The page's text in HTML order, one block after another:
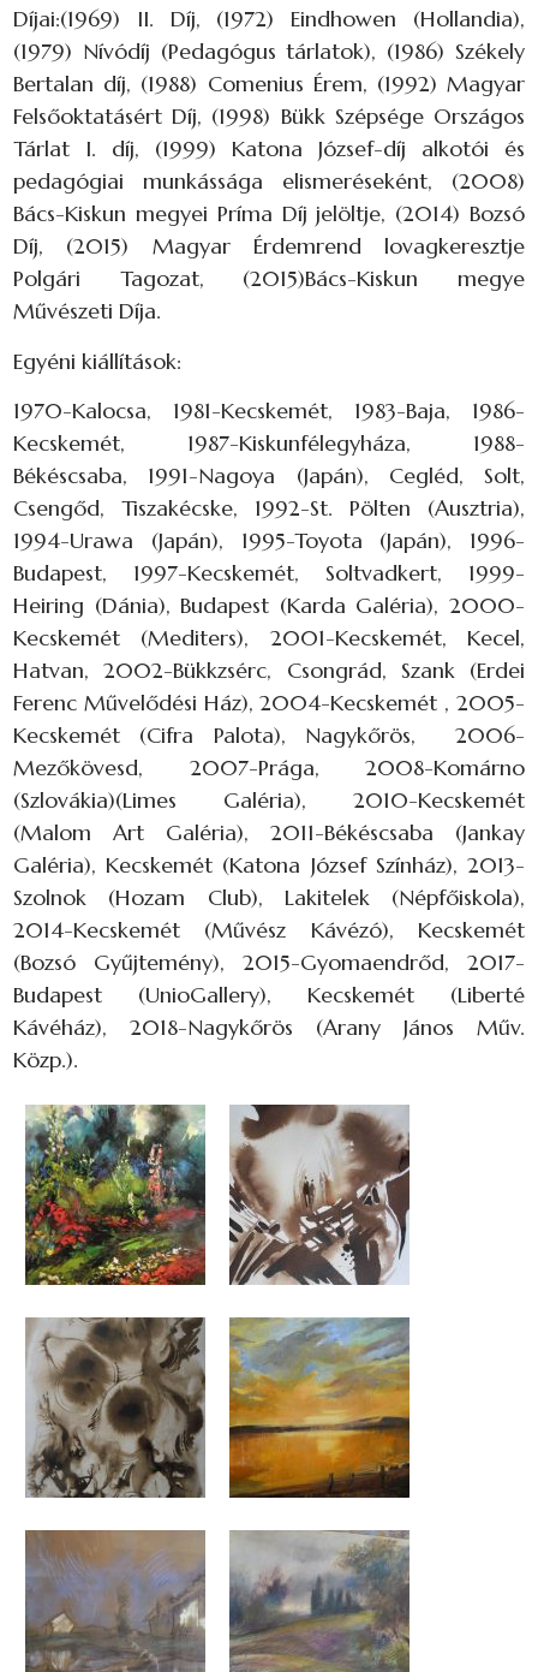
Díjai:(1969) II. Díj, (1972) Eindhowen (Hollandia),
(1979) Nívódíj (Pedagógus tárlatok), (1986) Székely
Bertalan díj, (1988) Comenius Érem, (1992) Magyar
Felsőoktatásért Díj, (1998) Bükk Szépsége Országos
Tárlat I. díj, (1999) Katona József-díj alkotói és
pedagógiai munkássága elismeréseként, (2008)
Bács-Kiskun megyei Príma Díj jelöltje, (2014) Bozsó
Díj, (2015) Magyar Érdemrend lovagkeresztje
Polgári Tagozat, (2015)Bács-Kiskun megye
Művészeti Díja.
Egyéni kiállítások:
1970-Kalocsa, 1981-Kecskemét, 1983-Baja, 1986-
Kecskemét, 1987-Kiskunfélegyháza, 1988-
Békéscsaba, 1991-Nagoya (Japán), Cegléd, Solt,
Csengőd, Tiszakécske, 1992-St. Pölten (Ausztria),
1994-Urawa (Japán), 1995-Toyota (Japán), 1996-
Budapest, 1997-Kecskemét, Soltvadkert, 1999-
Heiring (Dánia), Budapest (Karda Galéria), 2000-
Kecskemét (Mediters), 2001-Kecskemét, Kecel,
Hatvan, 2002-Bükkzsérc, Csongrád, Szank (Erdei
Ferenc Művelődési Ház), 2004-Kecskemét , 2005-
Kecskemét (Cifra Palota), Nagykőrös, 2006-
Mezőkövesd, 2007-Prága, 2008-Komárno
(Szlovákia)(Limes Galéria), 2010-Kecskemét
(Malom Art Galéria), 2011-Békéscsaba (Jankay
Galéria), Kecskemét (Katona József Színház), 2013-
Szolnok (Hozam Club), Lakitelek (Népfőiskola),
2014-Kecskemét (Művész Kávézó), Kecskemét
(Bozsó Gyűjtemény), 2015-Gyomaendrőd, 2017-
Budapest (UnioGallery), Kecskemét (Liberté
Kávéház), 2018-Nagykőrös (Arany János Műv.
Közp.).